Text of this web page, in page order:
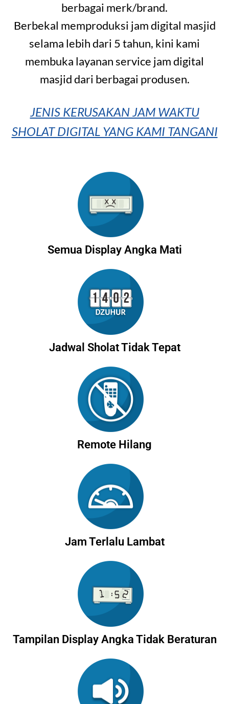
berbagai merk/brand.
Berbekal memproduksi jam digital masjid
selama lebih dari 5 tahun, kini kami
membuka layanan service jam digital
masjid dari berbagai produsen.
JENIS KERUSAKAN JAM WAKTU
SHOLAT DIGITAL YANG KAMI TANGANI
Semua Display Angka Mati
Jadwal Sholat Tidak Tepat
Remote Hilang
Jam Terlalu Lambat
Tampilan Display Angka Tidak Beraturan